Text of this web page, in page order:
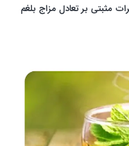
مثبتی بر تعادل مزاج بلغم